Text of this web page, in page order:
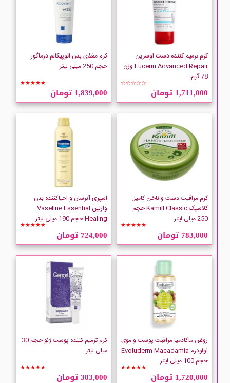
کرم ترمیم کننده دست اوسرین
Eucerin Advanced Repair وزن
78 گرم
☆☆☆☆☆
1,711,000 تومان
کرم مغذی بدن اتوپیکالم درماگور
حجم 250 میلی لیتر
★★★★★
1,839,000 تومان
کرم مراقبت دست و ناخن کامیل
کلاسیک Kamill Classic حجم
250 میلی لیتر
★★★★★
783,000 تومان
اسپری آبرسان و احیاکننده بدن
وازلین Vaseline Essential
Healing حجم 190 میلی لیتر
★★★★★
724,000 تومان
روغن ماکادمیا مراقبت پوست و موی
اولودرم Evoluderm Macadamia
حجم 100 میلی لیتر
★★★★★
1,720,000 تومان
کرم ترمیم کننده پوست ژنو حجم 30
میلی لیتر
★★★★★
383,000 تومان